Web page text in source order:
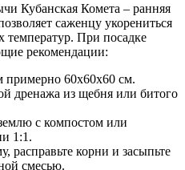
Кубанская Комета – ранняя
саженцу укорениться
температур. При посадке
рекомендации:
примерно 60x60x60 см.
дренажа из щебня или битого
с компостом или
1:1.
расправьте корни и засыпьте
смесью.